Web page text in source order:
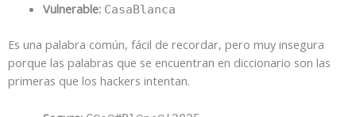
Vulnerable: CasaBlanca
Es una palabra común, fácil de recordar, pero muy insegura
porque las palabras que se encuentran en diccionario son las
primeras que los hackers intentan.